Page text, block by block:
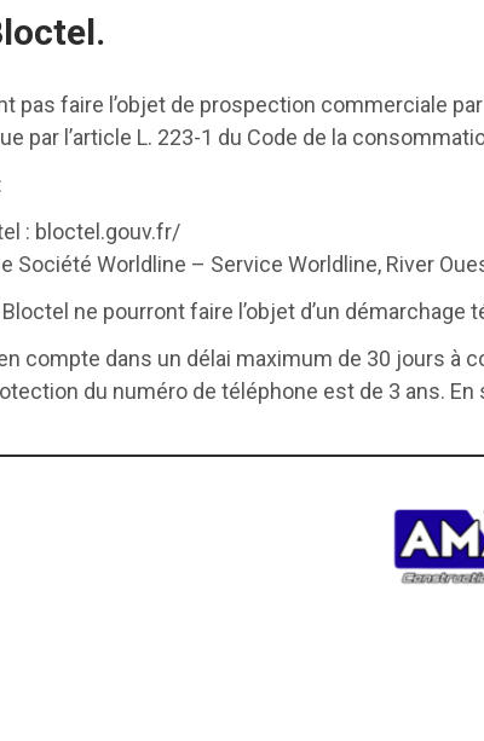
pas faire l’objet de prospection commerciale
par l’article L. 223-1 du Code de la
: bloctel.gouv.fr/
Société Worldline – Service Worldline, River
ne pourront faire l’objet d’un démarchage
compte dans un délai maximum de 30 jours à
du numéro de téléphone est de 3 ans.